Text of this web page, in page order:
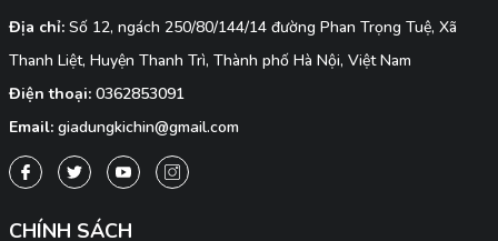
Địa chỉ: Số 12, ngách 250/80/144/14 đường Phan Trọng Tuệ, Xã
Thanh Liệt, Huyện Thanh Trì, Thành phố Hà Nội, Việt Nam
Điện thoại: 0362853091
Email: giadungkichin@gmail.com
CHÍNH SÁCH